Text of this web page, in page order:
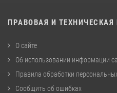
ПРАВОВАЯ И
О сайте
Об использовании информации
Правила обработки
Сообщить об ошибках